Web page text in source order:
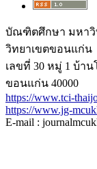
บัณฑิตศึกษา มหาวิ
วิทยาเขตขอนแก่น
เลขที่ 30 หมู่ 1 บ้า
ขอนแก่น 40000
https://www.tci-
https://www.jg-
E-mail :